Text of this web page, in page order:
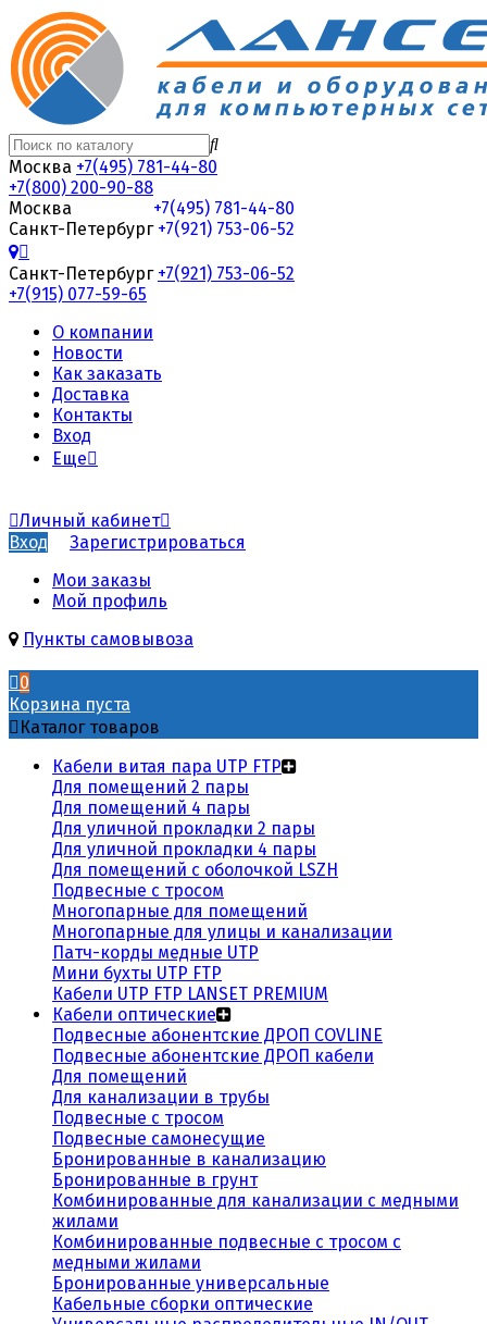
Москва +7(495) 781-44-80
+7(800) 200-90-88
Москва
+7(495) 781-44-80
Санкт-Петербург +7(921) 753-06-52
Санкт-Петербург +7(921) 753-06-52
+7(915) 077-59-65
О компании
Новости
Как заказать
Доставка
Контакты
Вход
Еще
Личный кабинет
Вход
Зарегистрироваться
Мои заказы
Мой профиль
Пункты самовывоза
0
Корзина пуста
Каталог товаров
Кабели витая пара UTP FTP
Для помещений 2 пары
Для помещений 4 пары
Для уличной прокладки 2 пары
Для уличной прокладки 4 пары
Для помещений с оболочкой LSZH
Подвесные с тросом
Многопарные для помещений
Многопарные для улицы и канализации
Патч-корды медные UTP
Мини бухты UTP FTP
Кабели UTP FTP LANSET PREMIUM
Кабели оптические
Подвесные абонентские ДРОП COVLINE
Подвесные абонентские ДРОП кабели
Для помещений
Для канализации в трубы
Подвесные с тросом
Подвесные самонесущие
Бронированные в канализацию
Бронированные в грунт
Комбинированные для канализации с медными
жилами
Комбинированные подвесные с тросом с
медными жилами
Бронированные универсальные
Кабельные сборки оптические